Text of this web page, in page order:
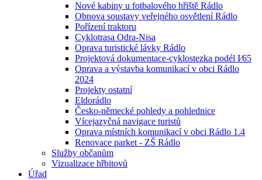
Nové kabiny u fotbalového hřiště Rádlo
Obnova soustavy veřejného osvětlení Rádlo
Pořízení traktoru
Cyklotrasa Odra-Nisa
Oprava turistické lávky Rádlo
Projektová dokumentace-cyklostezka podél I⁄65
Oprava a výstavba komunikací v obci Rádlo
2024
Projekty ostatní
Eldorádlo
Česko-německé pohledy a pohlednice
Vícejazyčná navigace turistů
Oprava místních komunikací v obci Rádlo 1.4
Renovace parket - ZŠ Rádlo
Služby občanům
Vizualizace hřbitovů
Úřad